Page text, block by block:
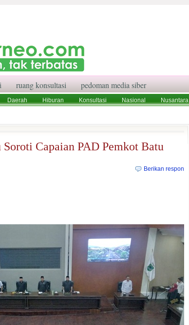
ruang konsultasi pedoman media siber
Daerah Hiburan Konsultasi Nasional Nusantara
Capaian PAD Pemkot Batu
Berikan respon